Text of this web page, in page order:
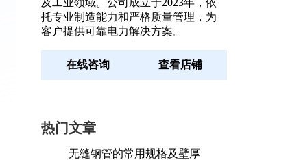
及工业领域。公司成立于2023年，依
托专业制造能力和严格质量管理，为
客户提供可靠电力解决方案。
在线咨询 查看店铺
热门文章
无缝钢管的常用规格及壁厚